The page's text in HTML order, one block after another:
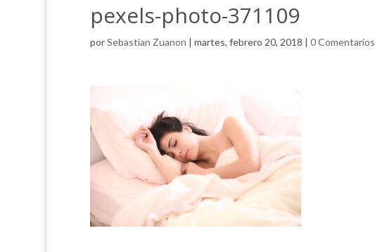
pexels-photo-371109
porSebastian Zuanon | martes, febrero 20, 2018 | 0 Comentarios